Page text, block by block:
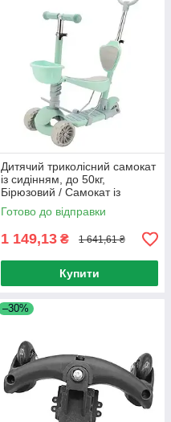
Дитячий триколісний самокат
із сидінням, до 50кг,
Бірюзовий / Самокат із
батьківською ручкою /
Дитячий самокат із кошиком
Готово до відправки
1 149,13 ₴ 1 641,61 ₴
Купити
–30%